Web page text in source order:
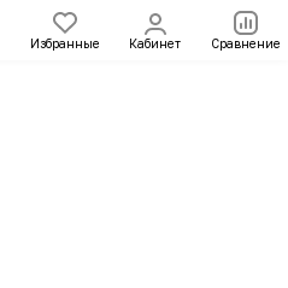
Избранные Кабинет Сравнение